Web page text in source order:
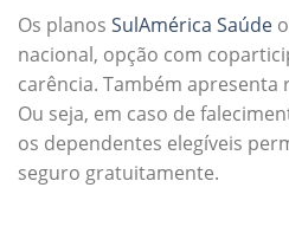
Os planos SulAmérica Saúde
nacional, opção com
carência. Também apresenta
Ou seja, em caso de
os dependentes elegíveis
seguro gratuitamente.